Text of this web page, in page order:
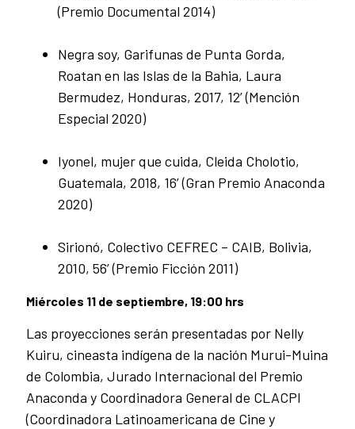
(Premio Documental 2014)
Negra soy, Garifunas de Punta Gorda,
Roatan en las Islas de la Bahia, Laura
Bermudez, Honduras, 2017, 12’ (Mención
Especial 2020)
Iyonel, mujer que cuida, Cleida Cholotio,
Guatemala, 2018, 16’ (Gran Premio Anaconda
2020)
Sirionó, Colectivo CEFREC – CAIB, Bolivia,
2010, 56’ (Premio Ficción 2011)
Miércoles 11 de septiembre, 19:00 hrs
Las proyecciones serán presentadas por Nelly
Kuiru, cineasta indígena de la nación Murui-Muina
de Colombia, Jurado Internacional del Premio
Anaconda y Coordinadora General de CLACPI
(Coordinadora Latinoamericana de Cine y